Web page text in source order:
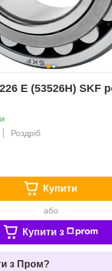
E (53526Н) SKF
Роздріб
Купити
або
Купити з
з Пром?